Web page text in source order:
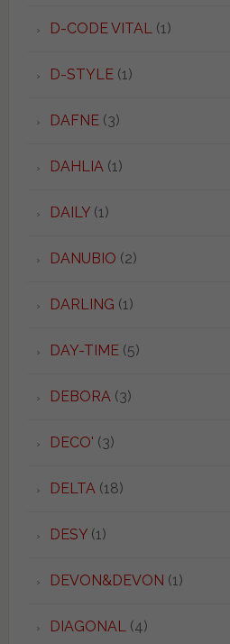
D-CODE VITAL(1)
D-STYLE(1)
DAFNE(3)
DAHLIA(1)
DAILY(1)
DANUBIO (2)
DARLING (1)
DAY-TIME(5)
DEBORA(3)
DECO' (3)
DELTA(18)
DESY(1)
DEVON&DEVON (1)
DIAGONAL(4)